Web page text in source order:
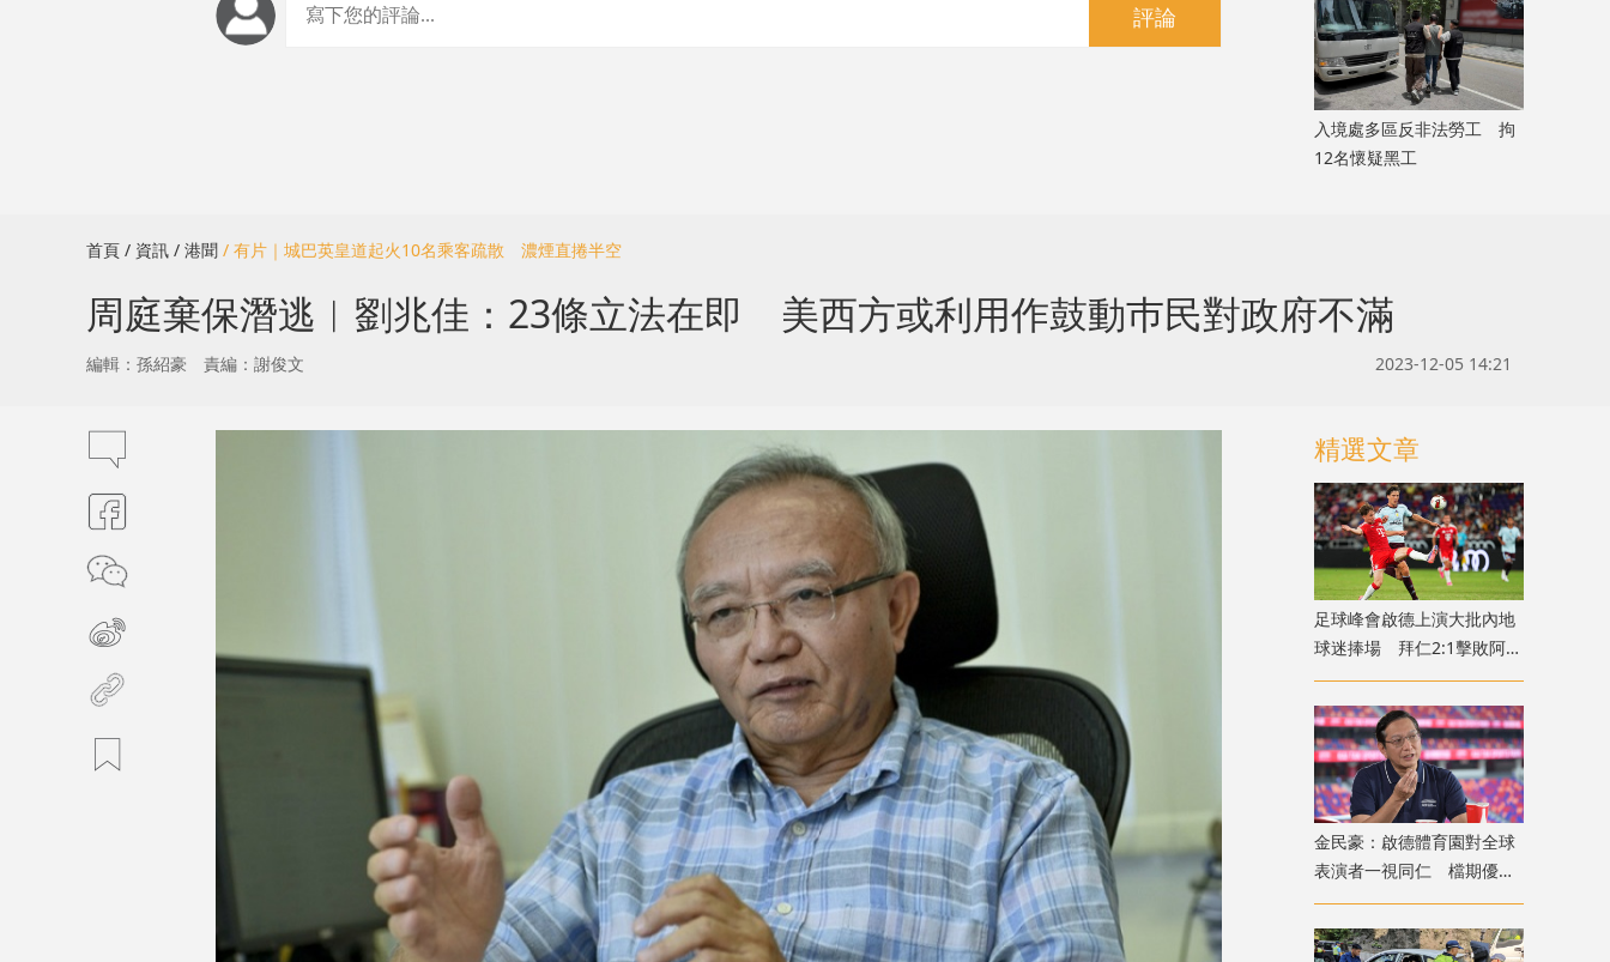
評論
入境處多區反非法勞工 拘
12名懷疑黑工
首頁 / 資訊 / 港聞 / 有片｜城巴英皇道起火10名乘客疏散 濃煙直捲半空
周庭棄保潛逃︱劉兆佳：23條立法在即 美西方或利用作鼓動巿民對政府不滿
編輯：孫紹豪 責編：謝俊文 2023-12-05 14:21
精選文章
足球峰會啟德上演大批內地
球迷捧場 拜仁2:1擊敗阿士
東維拉
金民豪：啟德體育園對全球
表演者一視同仁 檔期優先
給體育活動